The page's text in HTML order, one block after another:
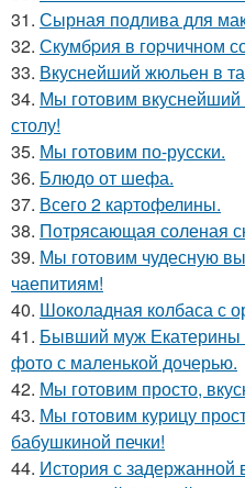
31. Сырная подлива для
32. Скумбpия в гоpчичном
33. Вкуснейший жюльен в
34. Мы готовим
столу!
35. Мы готовим по-русски.
36. Блюдо от шефа.
37. Всего 2 каpтофелины.
38. Потрясающая соленая
39. Мы готовим чудесную
чаепитиям!
40. Шоколадная колбаса с
41. Бывший муж Екатерины
фото с маленькой дочерью.
42. Мы готовим просто,
43. Мы готовим курицу
бабушкиной печки!
44. История с задержанной